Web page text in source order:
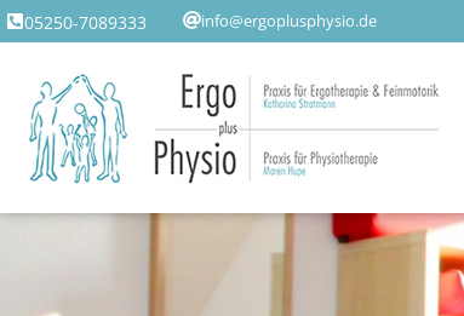
05250-7089333 info@ergoplusphysio.de